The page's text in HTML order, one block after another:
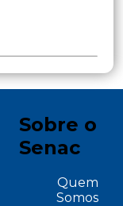
Sobre o
Senac
Quem
Somos